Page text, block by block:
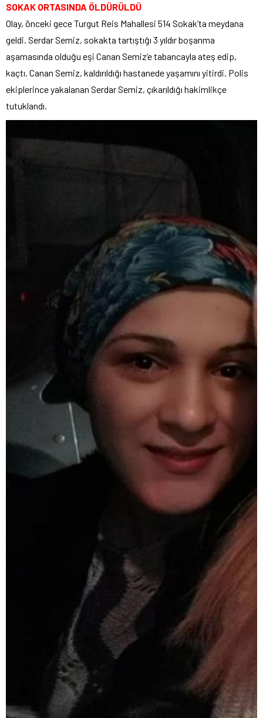
SOKAK ORTASINDA ÖLDÜRÜLDÜ
Olay, önceki gece Turgut Reis Mahallesi 514 Sokak’ta meydana
geldi. Serdar Semiz, sokakta tartıştığı 3 yıldır boşanma
aşamasında olduğu eşi Canan Semiz’e tabancayla ateş edip,
kaçtı. Canan Semiz, kaldırıldığı hastanede yaşamını yitirdi. Polis
ekiplerince yakalanan Serdar Semiz, çıkarıldığı hakimlikçe
tutuklandı.